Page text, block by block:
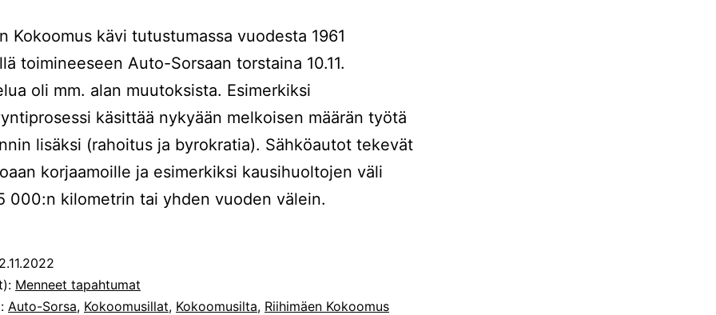
Kokoomus kävi tutustumassa vuodesta 1961
toimineeseen Auto-Sorsaan torstaina 10.11.
oli mm. alan muutoksista. Esimerkiksi
käsittää nykyään melkoisen määrän työtä
lisäksi (rahoitus ja byrokratia). Sähköautot tekevät
korjaamoille ja esimerkiksi kausihuoltojen väli
000:n kilometrin tai yhden vuoden välein.
Menneet tapahtumat
Auto-Sorsa, Kokoomusillat, Kokoomusilta, Riihimäen Kokoomus